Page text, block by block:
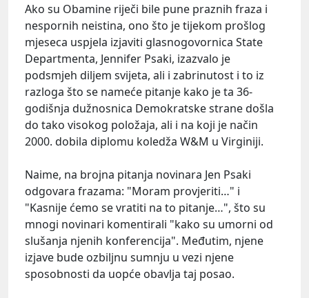
Ako su Obamine riječi bile pune praznih fraza i
nespornih neistina, ono što je tijekom prošlog
mjeseca uspjela izjaviti glasnogovornica State
Departmenta, Jennifer Psaki, izazvalo je
podsmjeh diljem svijeta, ali i zabrinutost i to iz
razloga što se nameće pitanje kako je ta 36-
godišnja dužnosnica Demokratske strane došla
do tako visokog položaja, ali i na koji je način
2000. dobila diplomu koledža W&M u Virginiji.
Naime, na brojna pitanja novinara Jen Psaki
odgovara frazama: "Moram provjeriti…" i
"Kasnije ćemo se vratiti na to pitanje…", što su
mnogi novinari komentirali "kako su umorni od
slušanja njenih konferencija". Međutim, njene
izjave bude ozbiljnu sumnju u vezi njene
sposobnosti da uopće obavlja taj posao.